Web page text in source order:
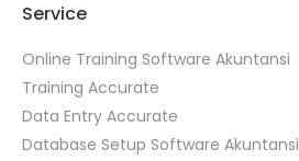
Service
Online Training Software Akuntansi
Training Accurate
Data Entry Accurate
Database Setup Software Akuntansi